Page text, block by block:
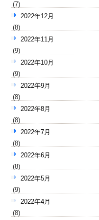
(7)
2022年12月
(8)
2022年11月
(9)
2022年10月
(9)
2022年9月
(8)
2022年8月
(8)
2022年7月
(8)
2022年6月
(8)
2022年5月
(9)
2022年4月
(8)